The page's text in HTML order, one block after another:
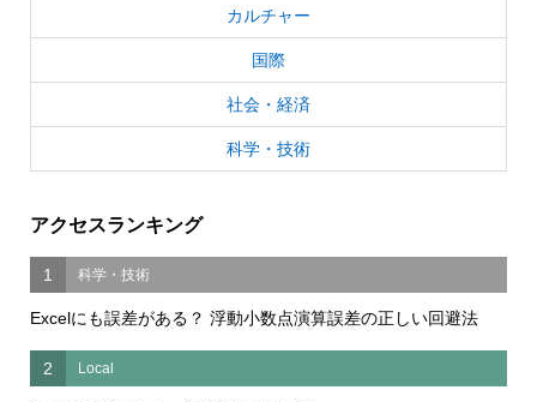
カルチャー
国際
社会・経済
科学・技術
アクセスランキング
1 科学・技術
Excelにも誤差がある？ 浮動小数点演算誤差の正しい回避法
2 Local